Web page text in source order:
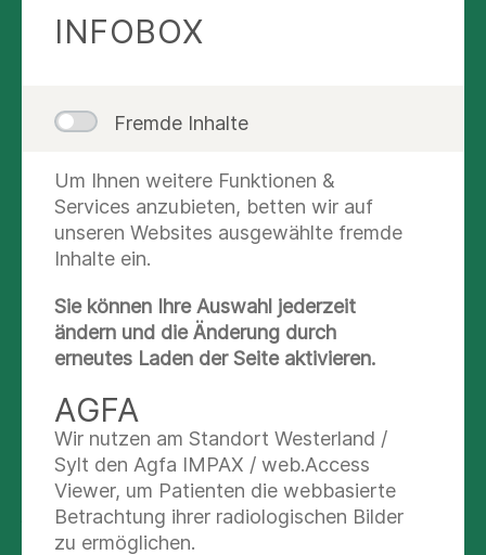
klinischer und präklinischer Notfallmedizin.
Neugeborenennotfällen für den Rettungsdienst
angeboten.
Fachvorträge zu aktuellen
Herausforderungen der
Notfallmedizin
Dr. Anika Schlemmer, die neue Ärztliche Leiterin
der Zentralen Notaufnahme, sprach gleich zu
Beginn über präklinische Analgesie
Kindern. Anhand praxisnaher Fallbeispiele
erläuterte sie den Einsatz und die Dosierung
geeigneter Medikamente. Dabei betonte sie die
besonderen Anforderungen in der Versorgung
junger Patienten: „Kinder sind keine kleinen
Erwachsenen. In einer Notfallsituationen können
INFOBOX
Fremde Inhalte
Um Ihnen weitere Funktionen &
Services anzubieten, betten wir auf
unseren Websites ausgewählte fremde
Inhalte ein.
Sie können Ihre Auswahl jederzeit
ändern und die Änderung durch
erneutes Laden der Seite aktivieren.
AGFA
Wir nutzen am Standort Westerland /
Sylt den Agfa IMPAX / web.Access
Viewer, um Patienten die webbasierte
Betrachtung ihrer radiologischen Bilder
zu ermöglichen.